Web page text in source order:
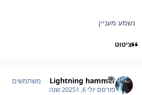
נשמע מעניין
ציטוט
Lightning hammer משתמשים
פורסםיולי 6, 2025 1 שנה